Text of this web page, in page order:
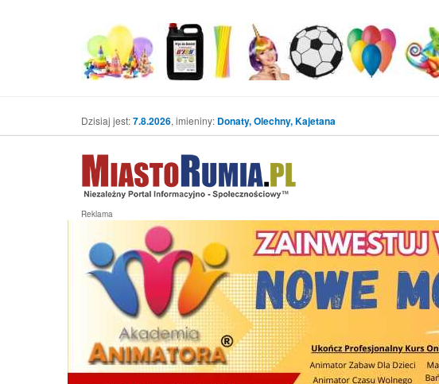
Dzisiaj jest:7.8.2026, imieniny: Donaty, Olechny, Kajetana
Reklama